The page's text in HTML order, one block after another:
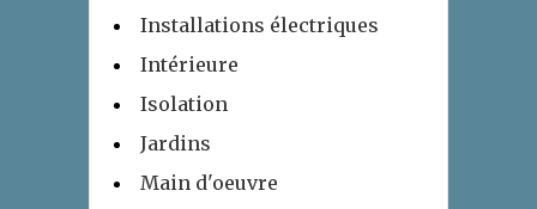
Installations électriques
Intérieure
Isolation
Jardins
Main d'oeuvre